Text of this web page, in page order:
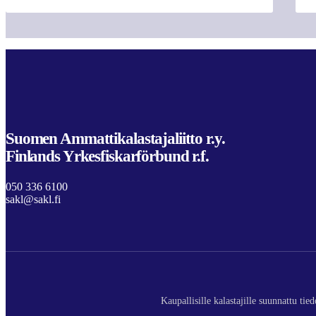
Suomen Ammattikalastajaliitto r.y.
Finlands Yrkesfiskarförbund r.f.
050 336 6100
sakl@sakl.fi
Kaupallisille kalastajille suunnattu